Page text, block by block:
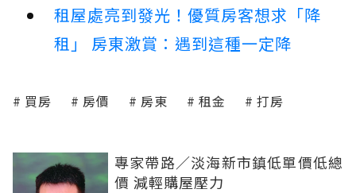
租屋處亮到發光！優質房客想求「降
租」 房東激賞：遇到這種一定降
買房 房價 房東 租金 打房
專家帶路／淡海新市鎮低單價低總
價 減輕購屋壓力